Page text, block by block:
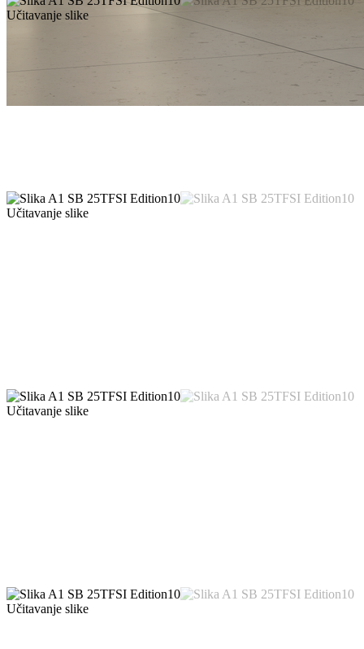
Učitavanje slike
Učitavanje slike
Učitavanje slike
Učitavanje slike